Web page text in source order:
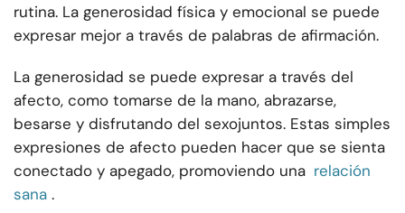
rutina. La generosidad física y emocional se puede
expresar mejor a través de palabras de afirmación.
La generosidad se puede expresar a través del
afecto, como tomarse de la mano, abrazarse,
besarse y disfrutando del sexojuntos. Estas simples
expresiones de afecto pueden hacer que se sienta
conectado y apegado, promoviendo una relación
sana .